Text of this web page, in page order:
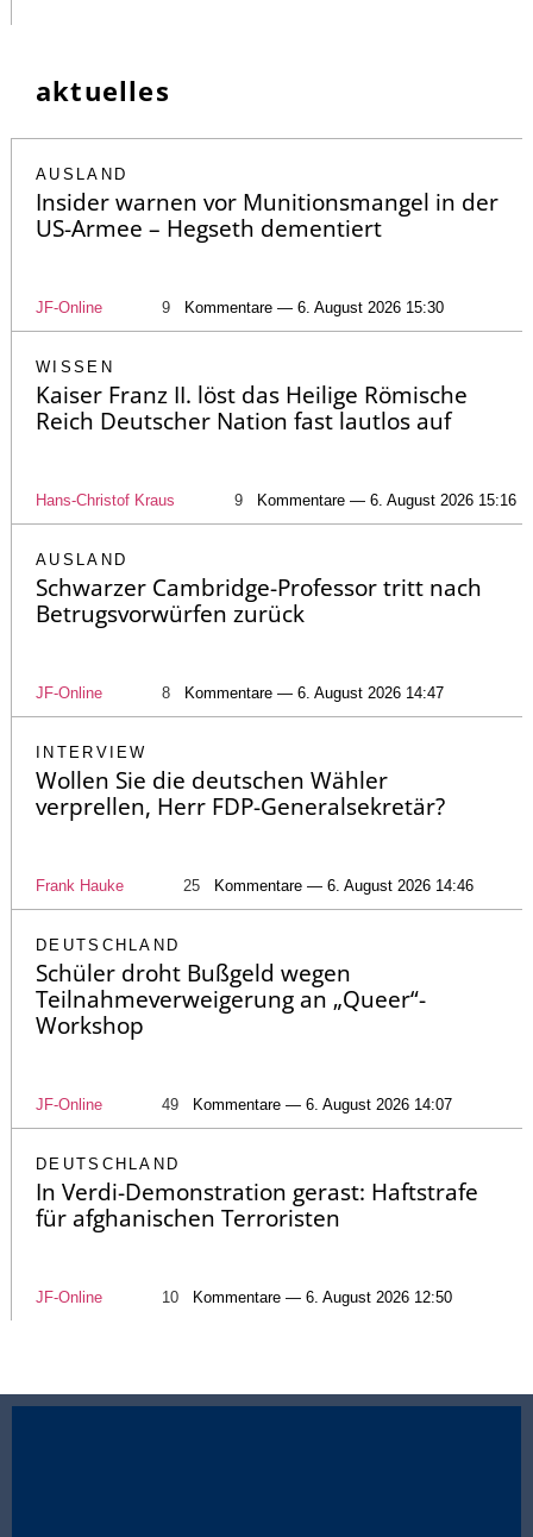
aktuelles
AUSLAND
Insider warnen vor Munitionsmangel in der
US-Armee – Hegseth dementiert
JF-Online 9 Kommentare — 6. August 2026 15:30
WISSEN
Kaiser Franz II. löst das Heilige Römische
Reich Deutscher Nation fast lautlos auf
Hans-Christof Kraus 9 Kommentare — 6. August 2026 15:16
AUSLAND
Schwarzer Cambridge-Professor tritt nach
Betrugsvorwürfen zurück
JF-Online 8 Kommentare — 6. August 2026 14:47
INTERVIEW
Wollen Sie die deutschen Wähler
verprellen, Herr FDP-Generalsekretär?
Frank Hauke 25 Kommentare — 6. August 2026 14:46
DEUTSCHLAND
Schüler droht Bußgeld wegen
Teilnahmeverweigerung an „Queer“-
Workshop
JF-Online 49 Kommentare — 6. August 2026 14:07
DEUTSCHLAND
In Verdi-Demonstration gerast: Haftstrafe
für afghanischen Terroristen
JF-Online 10 Kommentare — 6. August 2026 12:50